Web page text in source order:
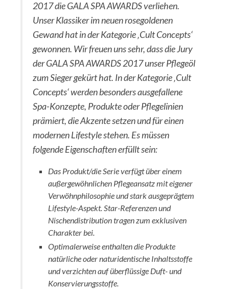
2017 die GALA SPA AWARDS verliehen.
Unser Klassiker im neuen rosegoldenen
Gewand hat in der Kategorie ‚Cult Concepts‘
gewonnen. Wir freuen uns sehr, dass die Jury
der GALA SPA AWARDS 2017 unser Pflegeöl
zum Sieger gekürt hat. In der Kategorie ‚Cult
Concepts‘ werden besonders ausgefallene
Spa-Konzepte, Produkte oder Pflegelinien
prämiert, die Akzente setzen und für einen
modernen Lifestyle stehen. Es müssen
folgende Eigenschaften erfüllt sein:
Das Produkt/die Serie verfügt über einem
außergewöhnlichen Pflegeansatz mit eigener
Verwöhnphilosophie und stark ausgeprägtem
Lifestyle-Aspekt. Star-Referenzen und
Nischendistribution tragen zum exklusiven
Charakter bei.
Optimalerweise enthalten die Produkte
natürliche oder naturidentische Inhaltsstoffe
und verzichten auf überflüssige Duft- und
Konservierungsstoffe.